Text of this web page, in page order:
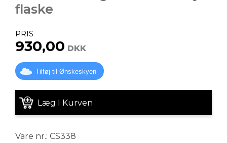
flaske
PRIS
930,00 DKK
Tilføj til Ønskeskyen
Læg I Kurven
Vare nr.: CS338